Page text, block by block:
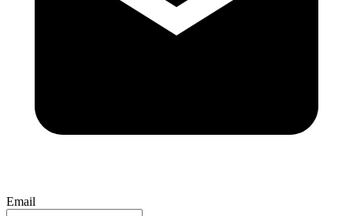
Email